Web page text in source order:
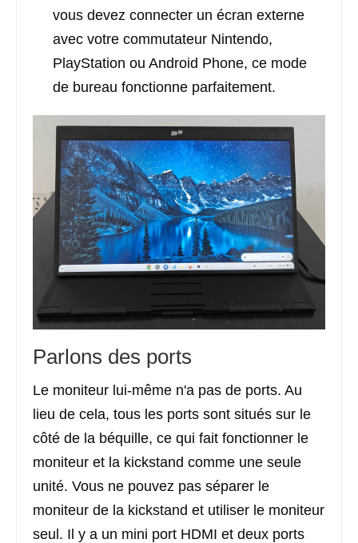
vous devez connecter un écran externe
avec votre commutateur Nintendo,
PlayStation ou Android Phone, ce mode
de bureau fonctionne parfaitement.
Parlons des ports
Le moniteur lui-même n'a pas de ports. Au
lieu de cela, tous les ports sont situés sur le
côté de la béquille, ce qui fait fonctionner le
moniteur et la kickstand comme une seule
unité. Vous ne pouvez pas séparer le
moniteur de la kickstand et utiliser le moniteur
seul. Il y a un mini port HDMI et deux ports